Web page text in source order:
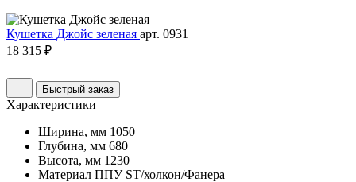
Кушетка Джойс зеленая арт. 0931
18 315 ₽
Быстрый заказ
Характеристики
Ширина, мм 1050
Глубина, мм 680
Высота, мм 1230
Материал ППУ ST/холкон/Фанера